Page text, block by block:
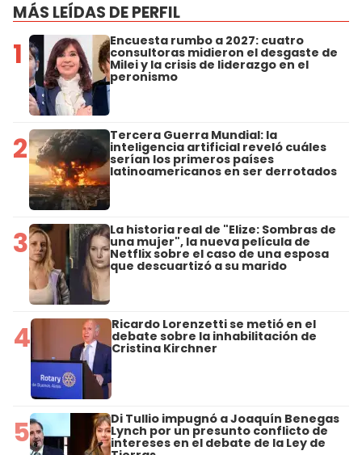
MÁS LEÍDAS DE PERFIL
1 Encuesta rumbo a 2027: cuatro
consultoras midieron el desgaste de
Milei y la crisis de liderazgo en el
peronismo
2 Tercera Guerra Mundial: la
inteligencia artificial reveló cuáles
serían los primeros países
latinoamericanos en ser derrotados
3 La historia real de "Elize: Sombras de
una mujer", la nueva película de
Netflix sobre el caso de una esposa
que descuartizó a su marido
4 Ricardo Lorenzetti se metió en el
debate sobre la inhabilitación de
Cristina Kirchner
5 Di Tullio impugnó a Joaquín Benegas
Lynch por un presunto conflicto de
intereses en el debate de la Ley de